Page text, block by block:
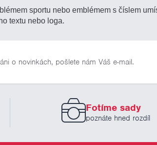
sportu nebo emblémem s číslem
textu nebo loga.
o novinkách, pošlete nám Váš e-mail.
Fotíme sady
poznáte hned rozdíl